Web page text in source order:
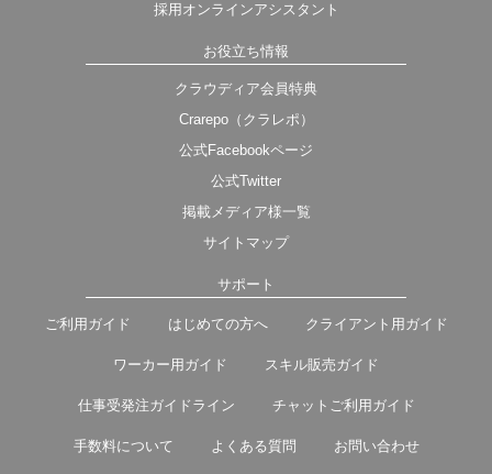
採用オンラインアシスタント
お役立ち情報
クラウディア会員特典
Crarepo（クラレポ）
公式Facebookページ
公式Twitter
掲載メディア様一覧
サイトマップ
サポート
ご利用ガイド はじめての方へ クライアント用ガイド
ワーカー用ガイド スキル販売ガイド
仕事受発注ガイドライン チャットご利用ガイド
手数料について よくある質問 お問い合わせ